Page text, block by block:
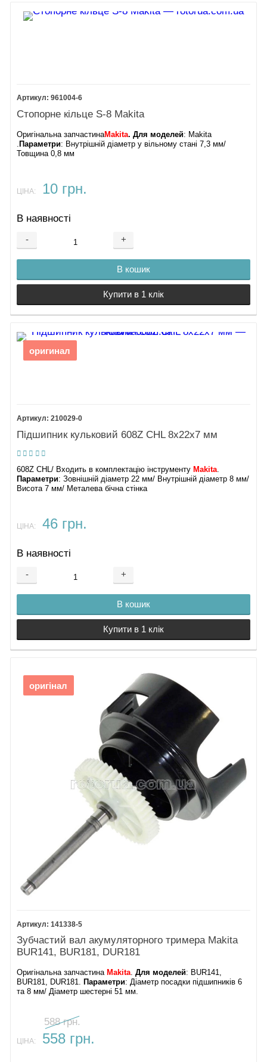
961004-6
Стопорне кільце S-8 Makita
Оригінальна запчастинаMakita. Для моделей: Makita
Параметри: Внутрішній діаметр у вільному стані 7,3 мм/
Товщина 0,8 мм
ЦІНА: 10 грн.
В наявності
- +
В кошик
Купити в 1 клік
оригинал
210029-0
Підшипник кульковий 608Z CHL 8х22х7 мм
608Z CHL/ Входить в комплектацію інструменту Makita
Параметри: Зовнішній діаметр 22 мм/ Внутрішній діаметр 8 мм/
Висота 7 мм/ Металева бічна стінка
ЦІНА: 46 грн.
В наявності
- +
В кошик
Купити в 1 клік
оригінал
141338-5
Зубчастий вал акумуляторного тримера Makita
BUR141, BUR181, DUR181
Оригінальна запчастина Makita .Для моделей: BUR141,
BUR181, DUR181.
Параметри: Діаметр посадки підшипників 6
та 8 мм/ Діаметр шестерні 51 мм.
588 грн.
ЦІНА: 558 грн.